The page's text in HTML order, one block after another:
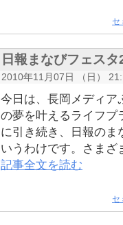
セ
日報まなびフェス
2010年11月07日 （日）
今日は、長岡メディア
の夢を叶えるライフプ
に引き続き、日報のま
いうわけです。さま
記事全文を読む
セ